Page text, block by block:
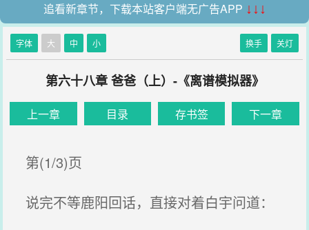
追看新章节，下载本站客户端无广告APP ↓↓↓
字体 大 中 小 换手 关灯
第六十八章 爸爸（上）-《离谱模拟器》
上一章 目录 存书签 下一章
第(1/3)页
说完不等鹿阳回话，直接对着白宇问道：